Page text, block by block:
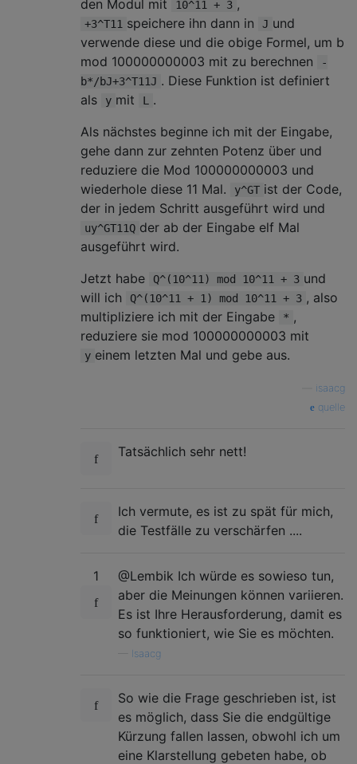
den Modul mit 10^11 + 3 ,
+3^T11 speichere ihn dann in J und
verwende diese und die obige Formel, um b
mod 100000000003 mit zu berechnen
-
b*/bJ+3^T11J . Diese Funktion ist definiert
als
y mit L
.
Als nächstes beginne ich mit der Eingabe,
gehe dann zur zehnten Potenz über und
reduziere die Mod 100000000003 und
wiederhole diese 11 Mal.
y^GT ist der Code,
der in jedem Schritt ausgeführt wird und
uy^GT11Q der ab der Eingabe elf Mal
ausgeführt wird.
Jetzt habe
Q^(10^11) mod 10^11 + 3 und
will ich
Q^(10^11 + 1) mod 10^11 + 3 , also
multipliziere ich mit der Eingabe
* ,
reduziere sie mod 100000000003 mit
y einem letzten Mal und gebe aus.
isaacg
quelle
Tatsächlich sehr nett!
Ich vermute, es ist zu spät für mich,
die Testfälle zu verschärfen ....
1
@Lembik Ich würde es sowieso tun,
aber die Meinungen können variieren.
Es ist Ihre Herausforderung, damit es
so funktioniert, wie Sie es möchten.
Isaacg
So wie die Frage geschrieben ist, ist
es möglich, dass Sie die endgültige
Kürzung fallen lassen, obwohl ich um
eine Klarstellung gebeten habe, ob